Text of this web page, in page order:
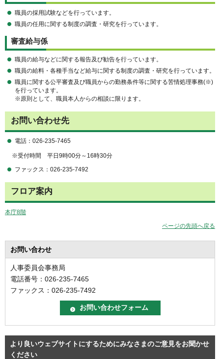
職員の採用試験などを行っています。
職員の任用に関する制度の調査・研究を行っています。
審査給与係
職員の給与などに関する報告及び勧告を行っています。
職員の給料・各種手当など給与に関する制度の調査・研究を行っています。
職員に関する公平審査及び職員からの勤務条件等に関する苦情処理事務(※)
を行っています。
※原則として、職員本人からの相談に限ります。
お問い合わせ先
電話：026-235-7465
※受付時間
平日9時00分～16時30分
ファックス：026-235-7492
フロア案内
本庁8階
ページの先頭へ戻る
お問い合わせ
人事委員会事務局
電話番号：026-235-7465
ファックス：026-235-7492
より良いウェブサイトにするためにみなさまのご意見をお聞かせ
ください